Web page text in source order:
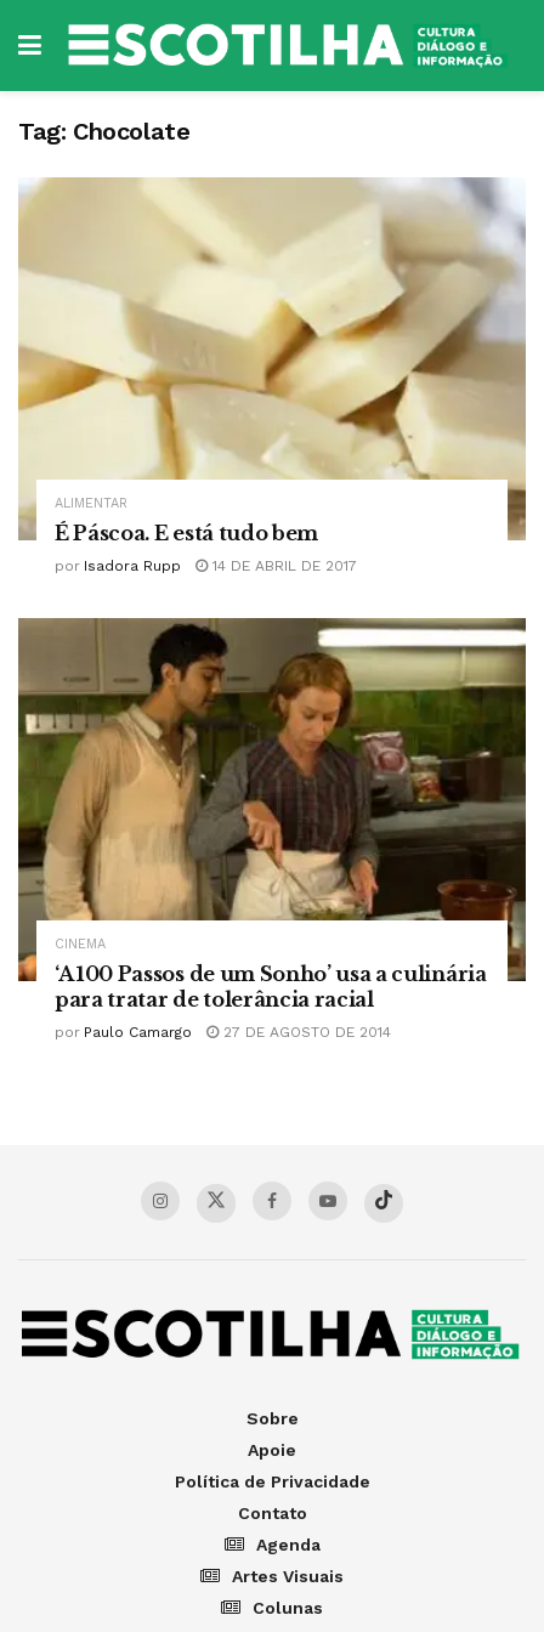
Tag: Chocolate
ALIMENTAR
É Páscoa. E está tudo bem
por Isadora Rupp 14 DE ABRIL DE 2017
CINEMA
‘A 100 Passos de um Sonho’ usa a culinária
para tratar de tolerância racial
por Paulo Camargo 27 DE AGOSTO DE 2014
Sobre
Apoie
Política de Privacidade
Contato
Agenda
Artes Visuais
Colunas